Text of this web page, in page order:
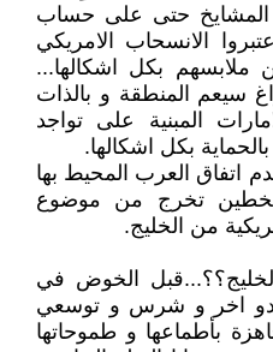
المشايخ حتى على حساب
الانسحاب الامريكي
بكل اشكالها...
سيعم المنطقة و بالذات
المبنية على تواجد
بكل اشكالها.
اتفاق العرب المحيط بها
تخرج من موضوع
من الخليج.
الخوض في
عدو اخر و شرس و توسعي
بأطماعها و طموحاتها